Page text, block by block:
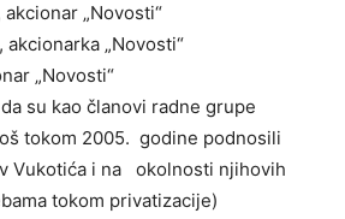
„Novosti“
akcionarka „Novosti“
„Novosti“
su kao članovi radne grupe
tokom 2005. godine podnosili
Vukotića i na okolnosti njihovih
tokom privatizacije)